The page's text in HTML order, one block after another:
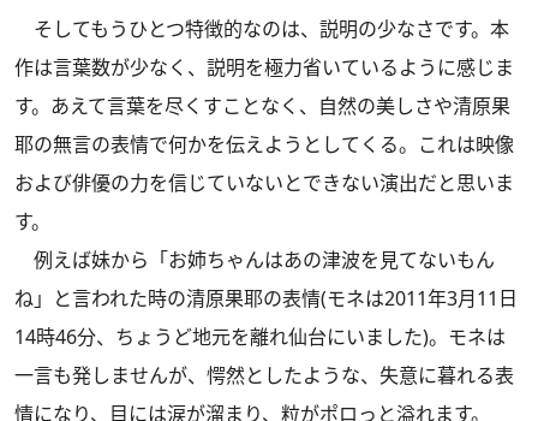
そしてもうひとつ特徴的なのは、説明の少なさです。本
作は言葉数が少なく、説明を極力省いているように感じま
す。あえて言葉を尽くすことなく、自然の美しさや清原果
耶の無言の表情で何かを伝えようとしてくる。これは映像
および俳優の力を信じていないとできない演出だと思いま
す。
例えば妹から「お姉ちゃんはあの津波を見てないもん
ね」と言われた時の清原果耶の表情(モネは2011年3月11日
14時46分、ちょうど地元を離れ仙台にいました)。モネは
一言も発しませんが、愕然としたような、失意に暮れる表
情になり、目には涙が溜まり、粒がポロっと溢れます。